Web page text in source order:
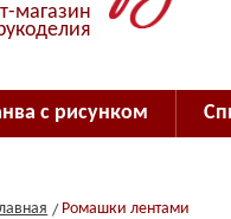
магазин
с рисунком
Ромашки лентами